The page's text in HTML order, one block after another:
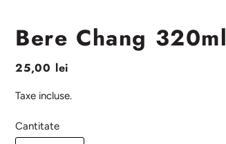
Bere Chang 320ml
25,00 lei
Taxe incluse.
Cantitate